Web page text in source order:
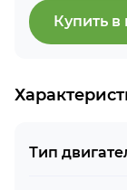
Купить в
Тип